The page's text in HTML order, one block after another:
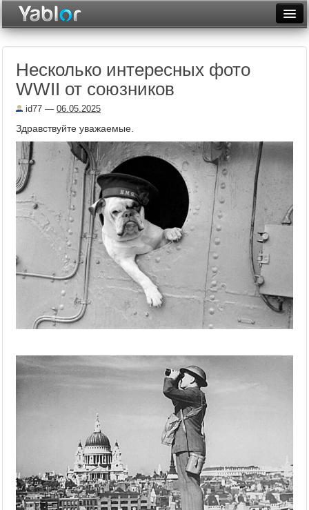
Неделя
Месяц
Архив
Фототоп
Видеотоп
Несколько интересных фото
WWII от союзников
id77 — 06.05.2025
Здравствуйте уважаемые.